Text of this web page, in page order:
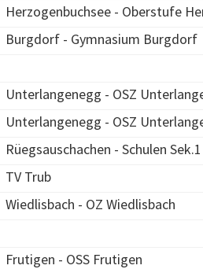
Herzogenbuchsee - Oberstufe
Burgdorf - Gymnasium Burgdorf
Unterlangenegg - OSZ
Unterlangenegg - OSZ
Rüegsauschachen - Schulen
TV Trub
Wiedlisbach - OZ Wiedlisbach
Frutigen - OSS Frutigen